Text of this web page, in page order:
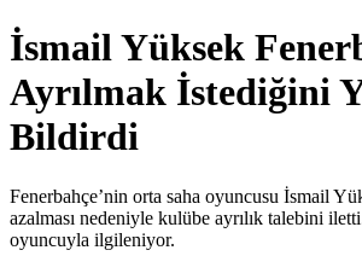
İsmail Yüksek
Ayrılmak İstediğini
Bildirdi
Fenerbahçe’nin orta saha oyuncusu İsmail
azalması nedeniyle kulübe ayrılık talebini
oyuncuyla ilgileniyor.